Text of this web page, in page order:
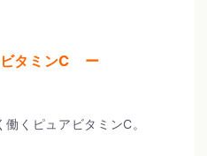
タミンC ー
くピュアビタミンC。